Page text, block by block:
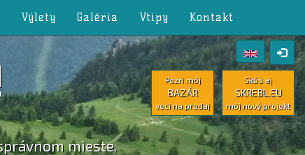
Výlety Galéria Vtipy Kontakt
mieste.
Skús aj
SKREBL.EU
môj nový projekt
Pozri môj
BAZÁR
veci na predaj